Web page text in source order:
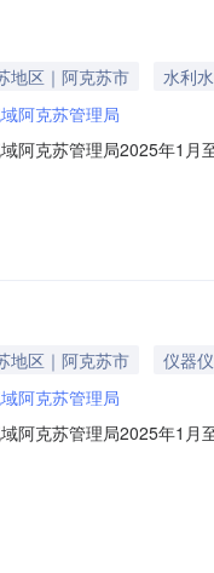
地区｜阿克苏市
水利
阿克苏管理局
阿克苏管理局2025年1
能或目标：办公需求需满
地区｜阿克苏市
仪器
阿克苏管理局
阿克苏管理局2025年1
的数量：2采购需求功能